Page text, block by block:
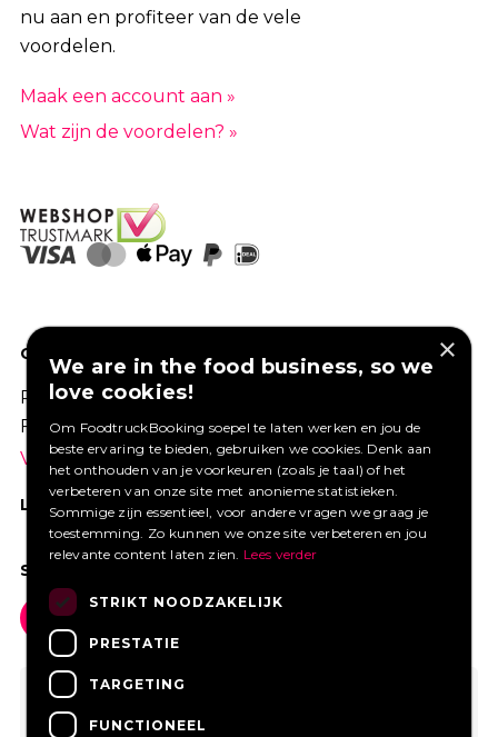
nu aan en profiteer van de vele
voordelen.
Maak een account aan »
Wat zijn de voordelen? »
GOED VERZEKERD ONDERNEMEN?
Profiteer van een aantrekkelijke premie via
Foodtruckbooking.
Vraag een offerte aan.
LIKE ONS OP FACEBOOK
SOCIAL MEDIA
×
We are in the food business, so we
love cookies!
Om FoodtruckBooking soepel te laten werken en jou de
beste ervaring te bieden, gebruiken we cookies. Denk aan
het onthouden van je voorkeuren (zoals je taal) of het
verbeteren van onze site met anonieme statistieken.
Sommige zijn essentieel, voor andere vragen we graag je
toestemming. Zo kunnen we onze site verbeteren en jou
relevante content laten zien. Lees verder
STRIKT NOODZAKELIJK
PRESTATIE
TARGETING
FUNCTIONEEL